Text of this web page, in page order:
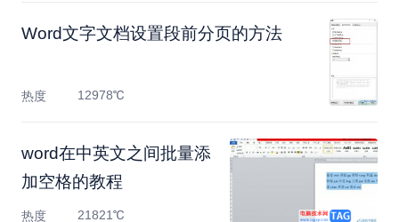
Word文字文档设置段前分页的方法
热度 12978℃
word在中英文之间批量添
加空格的教程
热度 21821℃